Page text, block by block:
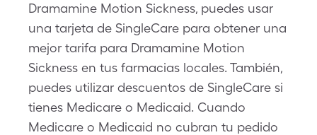
Dramamine Motion Sickness, puedes usar
una tarjeta de SingleCare para obtener una
mejor tarifa para Dramamine Motion
Sickness en tus farmacias locales. También,
puedes utilizar descuentos de SingleCare si
tienes Medicare o Medicaid. Cuando
Medicare o Medicaid no cubran tu pedido